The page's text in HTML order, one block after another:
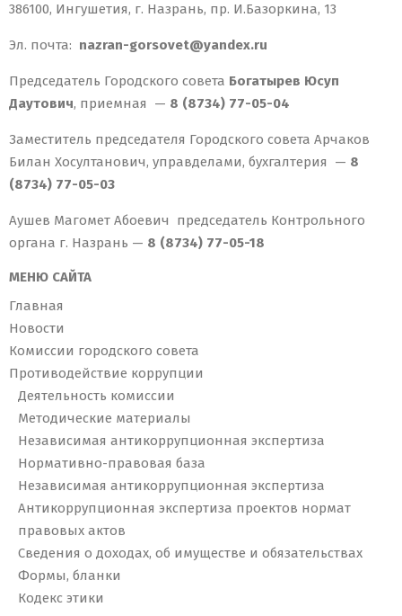
386100, Ингушетия, г. Назрань, пр. И.Базоркина, 13
Эл. почта: nazran-gorsovet@yandex.ru
Председатель Городского совета Богатырев Юсуп
Даутович, приемная — 8 (8734) 77-05-04
Заместитель председателя Городского совета Арчаков
Билан Хосултанович, управделами, бухгалтерия — 8
(8734) 77-05-03
Аушев Магомет Абоевич председатель Контрольного
органа г. Назрань — 8 (8734) 77-05-18
МЕНЮ САЙТА
Главная
Новости
Комиссии городского совета
Противодействие коррупции
Деятельность комиссии
Методические материалы
Независимая антикоррупционная экспертиза
Нормативно-правовая база
Независимая антикоррупционная экспертиза
Антикоррупционная экспертиза проектов нормат
правовых актов
Сведения о доходах, об имуществе и обязательствах
Формы, бланки
Кодекс этики